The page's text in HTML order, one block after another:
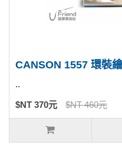
CANSON 1557 環裝
..
$NT 370元 $NT 460元